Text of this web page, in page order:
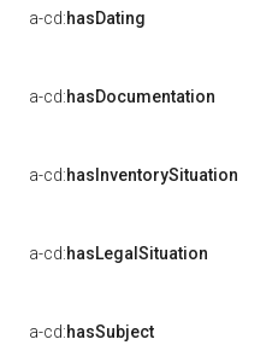
a-cd:hasDating
a-cd:hasDocumentation
a-cd:hasInventorySituation
a-cd:hasLegalSituation
a-cd:hasSubject